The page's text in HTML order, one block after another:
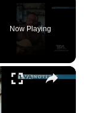
Now Playing
×